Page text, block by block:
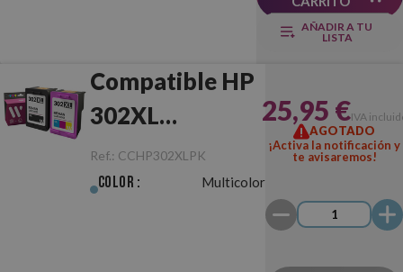
AÑADIR A TU
LISTA
Compatible HP
302XL
Negro/Color
Pack
Ref.: CCHP302XLPK
Color : Multicolor
25,95 €IVA
AGOTADO
¡Activa la notificación y
te avisaremos!